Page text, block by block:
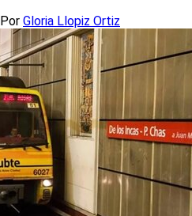
Por Gloria Llopiz Ortiz